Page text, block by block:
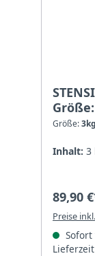
Größe:
Inhalt: 3
89,90
Preise